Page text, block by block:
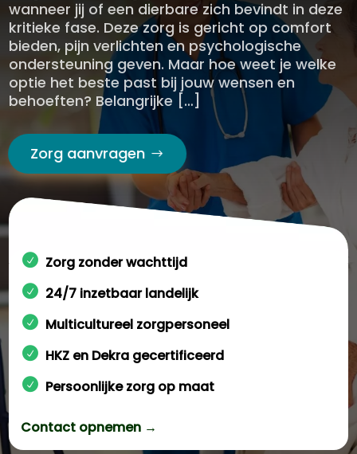
wanneer jij of een dierbare zich bevindt in deze
kritieke fase. Deze zorg is gericht op comfort
bieden, pijn verlichten en psychologische
ondersteuning geven. Maar hoe weet je welke
optie het beste past bij jouw wensen en
behoeften? Belangrijke […]
Zorg aanvragen
Zorg zonder wachttijd
24/7 inzetbaar landelijk
Multicultureel zorgpersoneel
HKZ en Dekra gecertificeerd
Persoonlijke zorg op maat
Contact opnemen →